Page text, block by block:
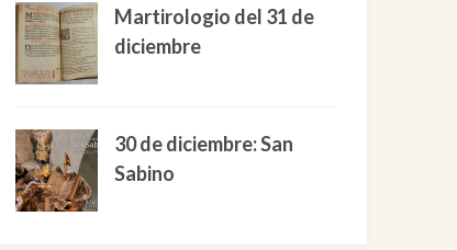
Martirologio del 31 de
diciembre
30 de diciembre: San
Sabino